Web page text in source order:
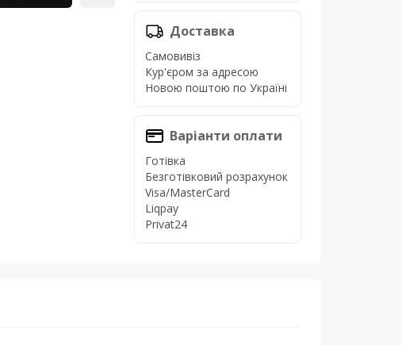
Доставка
Самовивіз
Кур'єром за адресою
Новою поштою по Україні
Варіанти оплати
Готівка
Безготівковий розрахунок
Visa/MasterCard
Liqpay
Privat24